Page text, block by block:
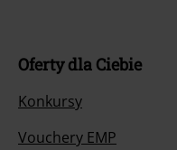
Oferty dla Ciebie
Konkursy
Vouchery EMP